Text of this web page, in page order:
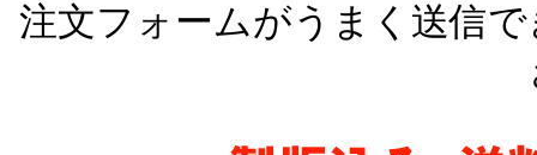
注文フォームがうまく送信